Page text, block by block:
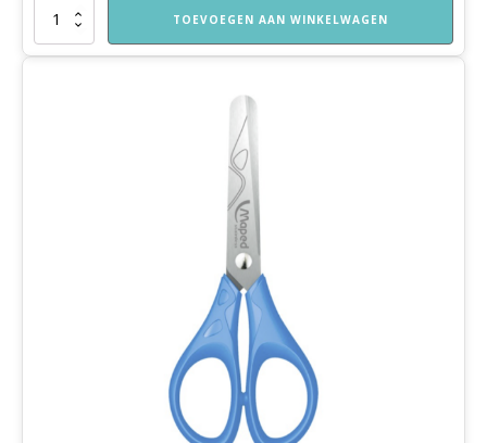
Gekleurd
aantal
TOEVOEGEN AAN WINKELWAGEN